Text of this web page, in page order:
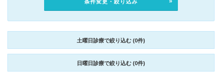
条件変更・絞り込み
土曜日診療で絞り込む (0件)
日曜日診療で絞り込む (0件)